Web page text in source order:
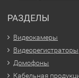
РАЗДЕЛЫ
Видеокамеры
Видеорегистраторы
Домофоны
Кабельная